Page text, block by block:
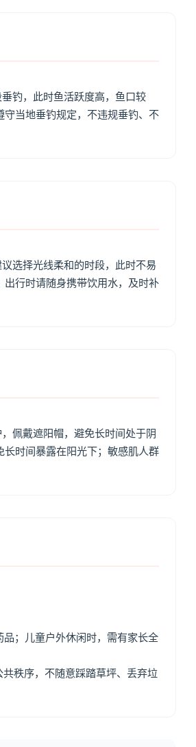
钓，此时鱼活跃度高，鱼口较
当地垂钓规定，不违规垂钓、不
选择光线柔和的时段，此时不易
行时请随身携带饮用水，及时补
佩戴遮阳帽，避免长时间处于阴
时间暴露在阳光下；敏感肌人群
；儿童户外休闲时，需有家长全
秩序，不随意踩踏草坪、丢弃垃